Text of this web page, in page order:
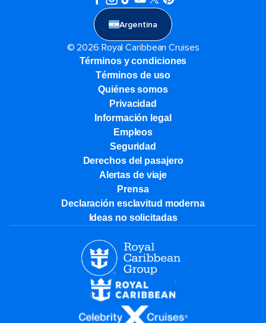
Argentina
© 2026 Royal Caribbean Cruises
Términos y condiciones
Términos de uso
Quiénes somos
Privacidad
Información legal
Empleos
Seguridad
Derechos del pasajero
Alertas de viaje
Prensa
Declaración esclavitud moderna
Ideas no solicitadas